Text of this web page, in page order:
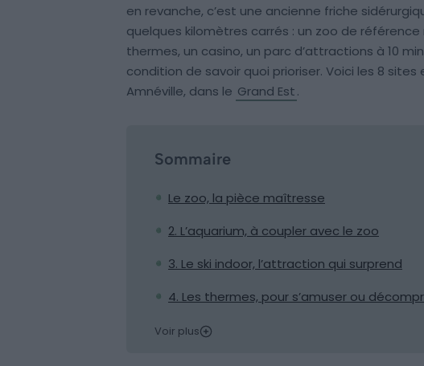
en revanche, c’est une ancienne friche
quelques kilomètres carrés : un zoo de
thermes, un casino, un parc d’attractions à 10
condition de savoir quoi prioriser. Voici les 8
Amnéville, dans le Grand Est.
Sommaire
Le zoo, la pièce maîtresse
2. L’aquarium, à coupler avec le zoo
3. Le ski indoor, l’attraction qui surprend
4. Les thermes, pour s’amuser ou
Voir plus